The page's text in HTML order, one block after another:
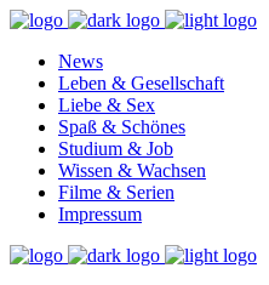
News
Leben & Gesellschaft
Liebe & Sex
Spaß & Schönes
Studium & Job
Wissen & Wachsen
Filme & Serien
Impressum